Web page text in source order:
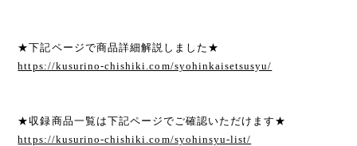
★下記ページで商品詳細解説しました★
https://kusurino-chishiki.com/syohinkaisetsusyu/
★収録商品一覧は下記ページでご確認いただけます★
https://kusurino-chishiki.com/syohinsyu-list/